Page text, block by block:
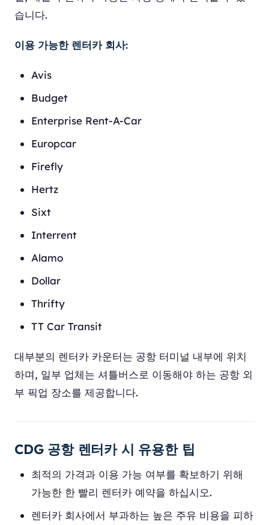
습니다.
이용 가능한 렌터카 회사:
Avis
Budget
Enterprise Rent-A-Car
Europcar
Firefly
Hertz
Sixt
Interrent
Alamo
Dollar
Thrifty
TT Car Transit
대부분의 렌터카 카운터는 공항 터미널 내부에 위치
하며, 일부 업체는 셔틀버스로 이동해야 하는 공항 외
부 픽업 장소를 제공합니다.
CDG 공항 렌터카 시 유용한 팁
최적의 가격과 이용 가능 여부를 확보하기 위해
가능한 한 빨리 렌터카 예약을 하십시오.
렌터카 회사에서 부과하는 높은 주유 비용을 피하